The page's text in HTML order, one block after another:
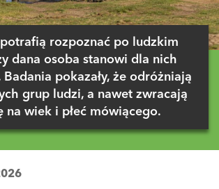
potrafią rozpoznać po ludzkim
dana osoba stanowi dla nich
pokazały, że odróżniają
grup ludzi, a nawet zwracają
na wiek i płeć mówiącego.